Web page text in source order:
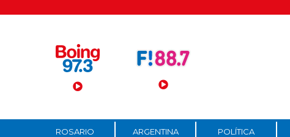
Menú Principal
ROSARIO ARGENTINA POLÍTICA